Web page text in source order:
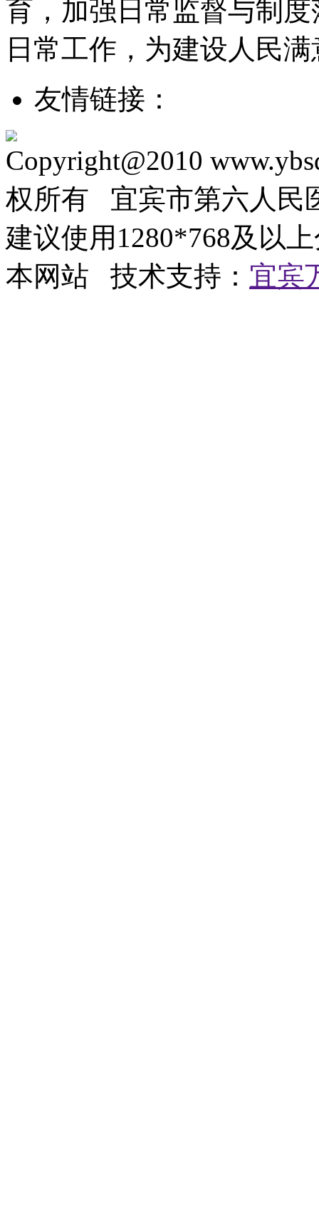
育，加强日常监督与制
日常工作，为建设人民
友情链接：
Copyright@2010
权所有 宜宾市第六人
建议使用1280*768及以
本网站 技术支持： 宜宾